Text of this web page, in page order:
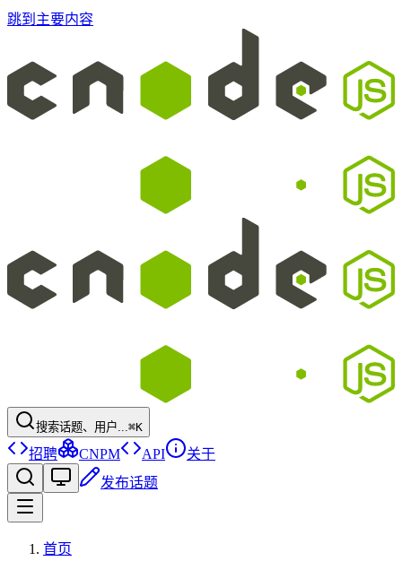
跳到主要内容
搜索话题、用户...⌘K
招聘 CNPM API
关于
发布话题
首页